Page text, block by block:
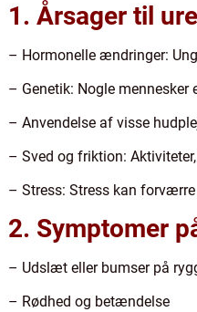
1. Årsager til
– Hormonelle ændringer:
– Genetik: Nogle
– Anvendelse af visse
– Sved og friktion:
– Stress: Stress kan
2. Symptomer
– Udslæt eller bumser på
– Rødhed og betændelse